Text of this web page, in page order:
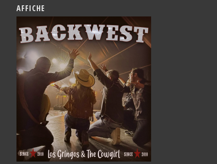
AFFICHE